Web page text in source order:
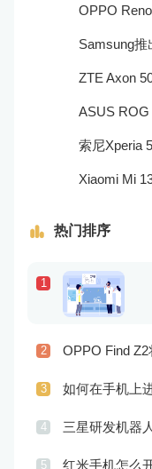
ZTE Axon
热门排序
1
2
3 如何在手机上
4 三星研发机器
5 红米手机怎么